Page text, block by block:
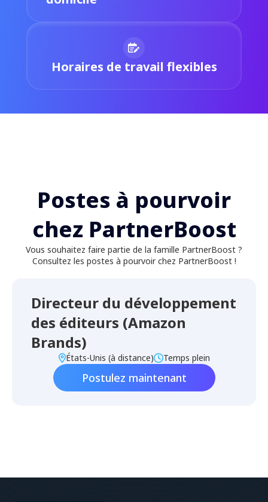
Horaires de travail flexibles
Postes à pourvoir
chez PartnerBoost
Vous souhaitez faire partie de la famille PartnerBoost ?
Consultez les postes à pourvoir chez PartnerBoost !
Directeur du développement
des éditeurs (Amazon
Brands)
États-Unis (à distance) Temps plein
Postulez maintenant